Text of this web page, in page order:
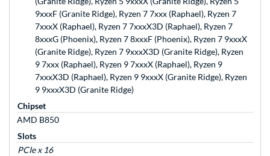
9xxxF (Granite Ridge), Ryzen 7 7xxx (Raphael), Ryzen 7
7xxxX (Raphael), Ryzen 7 7xxxX3D (Raphael), Ryzen 7
8xxxG (Phoenix), Ryzen 7 8xxxF (Phoenix), Ryzen 7 9xxxX
(Granite Ridge), Ryzen 7 9xxxX3D (Granite Ridge), Ryzen
9 7xxx (Raphael), Ryzen 9 7xxxX (Raphael), Ryzen 9
7xxxX3D (Raphael), Ryzen 9 9xxxX (Granite Ridge), Ryzen
9 9xxxX3D (Granite Ridge)
Chipset
AMD B850
Slots
PCIe x 16